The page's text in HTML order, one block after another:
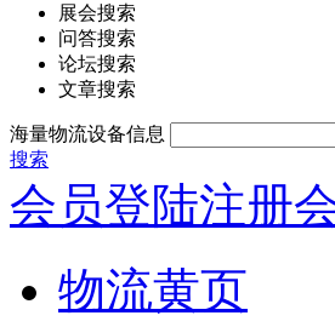
展会搜索
问答搜索
论坛搜索
文章搜索
海量物流设备信息
搜索
会员登陆注册
物流黄页